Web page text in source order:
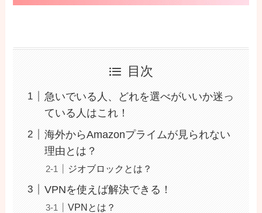
目次
急いでいる人、どれを選べがいいか迷っ
ている人はこれ！
海外からAmazonプライムが見られない
理由とは？
ジオブロックとは？
VPNを使えば解決できる！
VPNとは？